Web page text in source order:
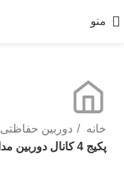
منو
خانه دوربین حفاظتی
پکیج 4 کانال دوربین مداربسته 5 مگاپیکسل صدادار داهوا